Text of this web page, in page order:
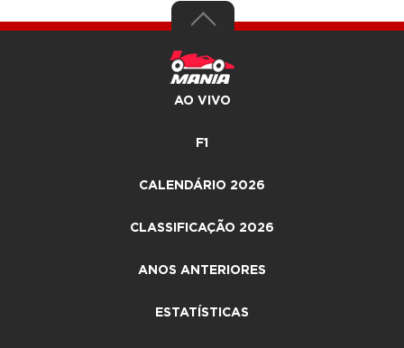
AO VIVO
F1
CALENDÁRIO 2026
CLASSIFICAÇÃO 2026
ANOS ANTERIORES
ESTATÍSTICAS